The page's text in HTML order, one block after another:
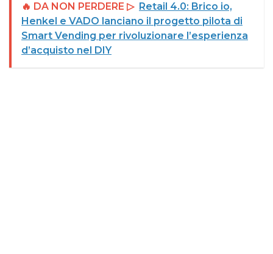
🔥 DA NON PERDERE ▷ Retail 4.0: Brico io,
Henkel e VADO lanciano il progetto pilota di
Smart Vending per rivoluzionare l’esperienza
d’acquisto nel DIY